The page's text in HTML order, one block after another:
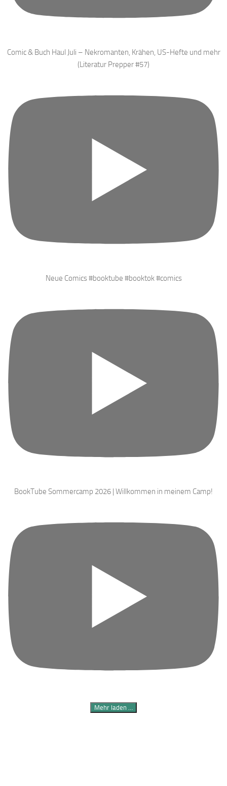
Comic & Buch Haul Juli – Nekromanten, Krähen, US-Hefte und mehr
(Literatur Prepper #57)
Neue Comics #booktube #booktok #comics
BookTube Sommercamp 2026 | Willkommen in meinem Camp!
Mehr laden …